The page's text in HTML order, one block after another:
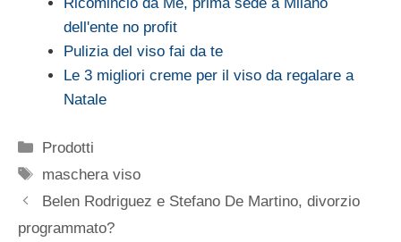
Ricomincio da Me, prima sede a Milano
dell'ente no profit
Pulizia del viso fai da te
Le 3 migliori creme per il viso da regalare a
Natale
Categorie
Prodotti
Tag
maschera viso
Belen Rodriguez e Stefano De Martino, divorzio
programmato?